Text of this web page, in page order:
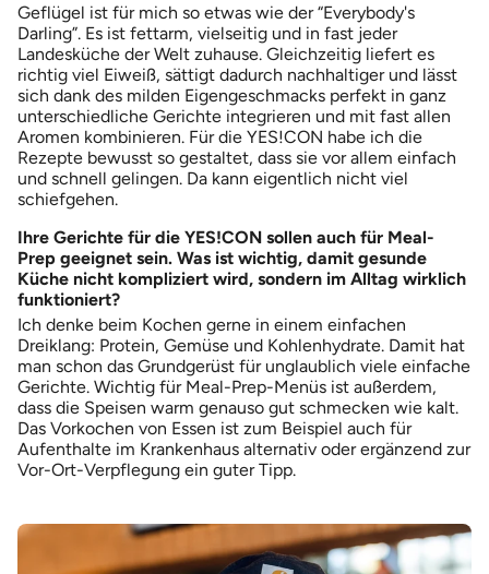
Geflügel ist für mich so etwas wie der “Everybody's
Darling”. Es ist fettarm, vielseitig und in fast jeder
Landesküche der Welt zuhause. Gleichzeitig liefert es
richtig viel Eiweiß, sättigt dadurch nachhaltiger und lässt
sich dank des milden Eigengeschmacks perfekt in ganz
unterschiedliche Gerichte integrieren und mit fast allen
Aromen kombinieren. Für die YES!CON habe ich die
Rezepte bewusst so gestaltet, dass sie vor allem einfach
und schnell gelingen. Da kann eigentlich nicht viel
schiefgehen.
Ihre Gerichte für die YES!CON sollen auch für Meal-
Prep geeignet sein. Was ist wichtig, damit gesunde
Küche nicht kompliziert wird, sondern im Alltag wirklich
funktioniert?
Ich denke beim Kochen gerne in einem einfachen
Dreiklang: Protein, Gemüse und Kohlenhydrate. Damit hat
man schon das Grundgerüst für unglaublich viele einfache
Gerichte. Wichtig für Meal-Prep-Menüs ist außerdem,
dass die Speisen warm genauso gut schmecken wie kalt.
Das Vorkochen von Essen ist zum Beispiel auch für
Aufenthalte im Krankenhaus alternativ oder ergänzend zur
Vor-Ort-Verpflegung ein guter Tipp.